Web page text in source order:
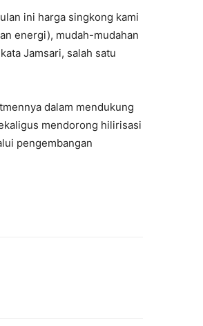
ini harga singkong kami
energi), mudah-mudahan
Jamsari, salah satu
dalam mendukung
mendorong hilirisasi
pengembangan